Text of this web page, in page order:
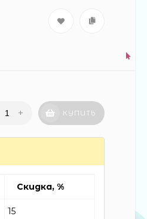
+ КУПИТЬ
Скидка, %
15
300 ₽